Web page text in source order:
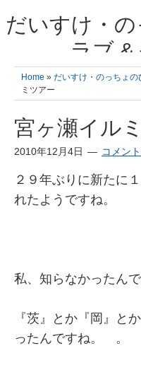
だいすけ・
ラブ &
我が家の3人のひよこ成長日記
こ達とこの成長記を読み返す
の楽しいこ
Home » だいすけ・のっちょの
ミツアー
宮ヶ瀬イル
2010年12月4日 コメン
２９年ぶりに新たに
れたようですね。
私、知らなかったん
『茨』とか『岡』と
ったんですね。 。